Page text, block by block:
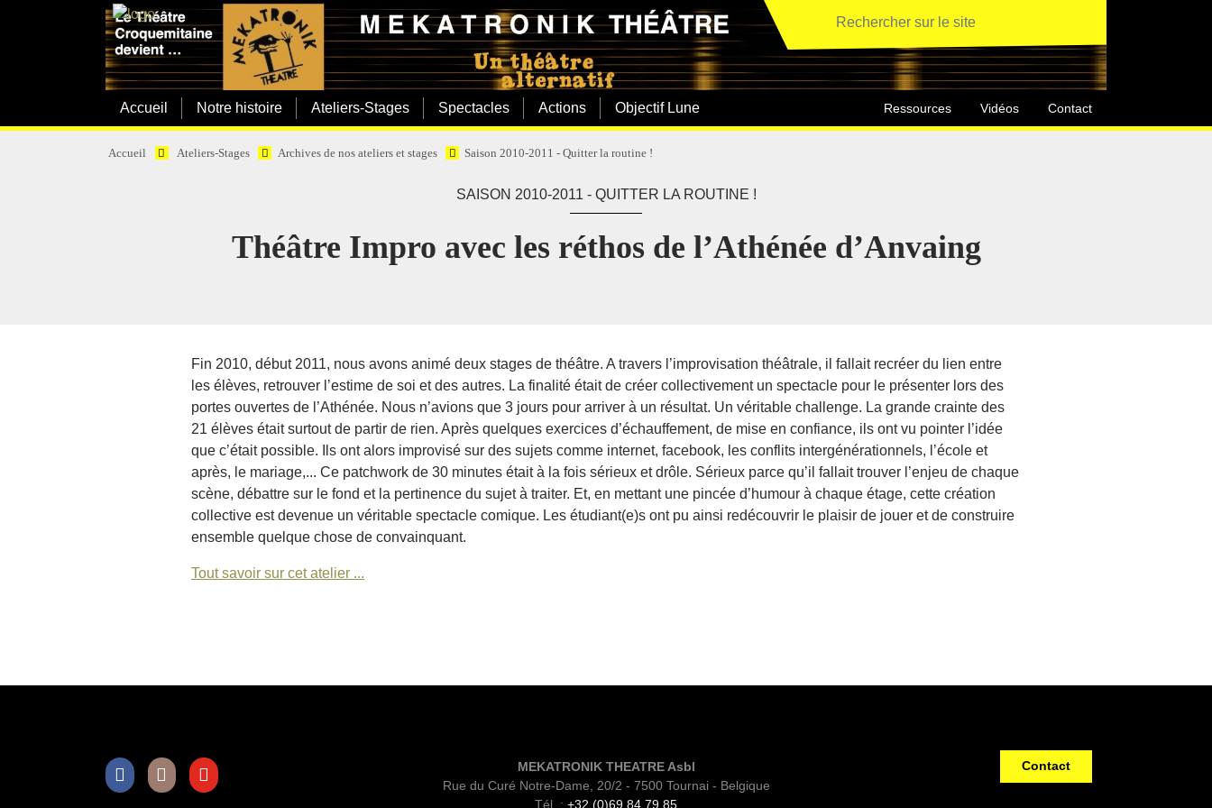
Accueil Notre histoire Ateliers-Stages Spectacles Actions Objectif Lune Ressources Vidéos Contact
Accueil Ateliers-Stages Archives de nos ateliers et stages Saison 2010-2011 - Quitter la routine !
SAISON 2010-2011 - QUITTER LA ROUTINE !
Théâtre Impro avec les réthos de l’Athénée d’Anvaing
Fin 2010, début 2011, nous avons animé deux stages de théâtre. A travers l’improvisation théâtrale, il fallait recréer du lien entre
les élèves, retrouver l’estime de soi et des autres. La finalité était de créer collectivement un spectacle pour le présenter lors des
portes ouvertes de l’Athénée. Nous n’avions que 3 jours pour arriver à un résultat. Un véritable challenge. La grande crainte des
21 élèves était surtout de partir de rien. Après quelques exercices d’échauffement, de mise en confiance, ils ont vu pointer l’idée
que c’était possible. Ils ont alors improvisé sur des sujets comme internet, facebook, les conflits intergénérationnels, l’école et
après, le mariage,... Ce patchwork de 30 minutes était à la fois sérieux et drôle. Sérieux parce qu’il fallait trouver l’enjeu de chaque
scène, débattre sur le fond et la pertinence du sujet à traiter. Et, en mettant une pincée d’humour à chaque étage, cette création
collective est devenue un véritable spectacle comique. Les étudiant(e)s ont pu ainsi redécouvrir le plaisir de jouer et de construire
ensemble quelque chose de convainquant.
Tout savoir sur cet atelier ...
MEKATRONIK THEATRE Asbl
Rue du Curé Notre-Dame, 20/2 - 7500 Tournai - Belgique
Tél. : +32 (0)69 84 79 85
Contact